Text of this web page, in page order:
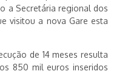
a Secretária regional dos
visitou a nova Gare esta
de 14 meses resulta
850 mil euros inseridos